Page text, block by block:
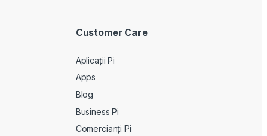
Customer Care
Aplicații Pi
Apps
Blog
Business Pi
Comercianți Pi